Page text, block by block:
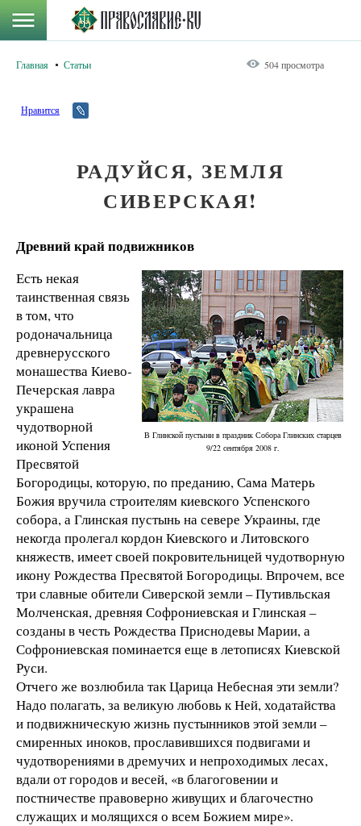
Главная Статьи 504 просмотра
Нравится
РАДУЙСЯ, ЗЕМЛЯ
СИВЕРСКАЯ!
Древний край подвижников
В Глинской пустыни в праздник Собора Глинских старцев
9/22 сентября 2008 г.
Есть некая
таинственная связь
в том, что
родоначальница
древнерусского
монашества Киево-
Печерская лавра
украшена
чудотворной
иконой Успения
Пресвятой
Богородицы, которую, по преданию, Сама Матерь
Божия вручила строителям киевского Успенского
собора, а Глинская пустынь на севере Украины, где
некогда пролегал кордон Киевского и Литовского
княжеств, имеет своей покровительницей чудотворную
икону Рождества Пресвятой Богородицы. Впрочем, все
три славные обители Сиверской земли – Путивльская
Молченская, древняя Софрониевская и Глинская –
созданы в честь Рождества Приснодевы Марии, а
Софрониевская поминается еще в летописях Киевской
Руси.
Отчего же возлюбила так Царица Небесная эти земли?
Надо полагать, за великую любовь к Ней, ходатайства
и подвижническую жизнь пустынников этой земли –
смиренных иноков, прославившихся подвигами и
чудотворениями в дремучих и непроходимых лесах,
вдали от городов и весей, «в благоговении и
постничестве правоверно живущих и благочестно
служащих и молящихся о всем Божием мире».